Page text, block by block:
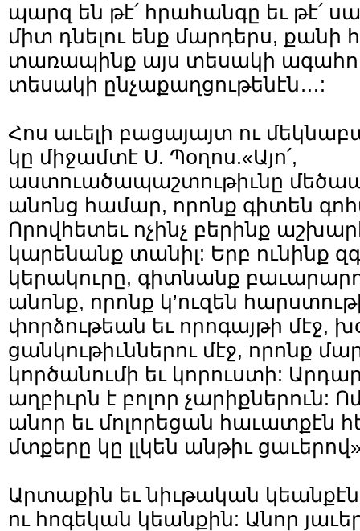
պարզ են թէ՛ հրահանգը եւ թէ՛
միտ դնելու ենք մարդերս, քանի
տառապինք այս տեսակի
տեսակի ընչաքաղցութենէն…:
Հոս աւելի բացայայտ ու
կը միջամտէ Ս. Պօղոս.«Այո՛,
աստուածապաշտութիւնը
անոնց համար, որոնք գիտեն
Որովհետեւ ոչինչ բերինք
կարենանք տանիլ: Երբ ունինք
կերակուրը, գիտնանք
անոնք, որոնք կ’ուզեն
փորձութեան եւ որոգայթի մէջ,
ցանկութիւններու մէջ, որոնք
կործանումի եւ կորուստի:
աղբիւրն է բոլոր չարիքներուն:
անոր եւ մոլորեցան հաւատքէն
մտքերը կը լլկեն անթիւ
Արտաքին եւ նիւթական կեանքէն
ու հոգեկան կեանքին: Անոր